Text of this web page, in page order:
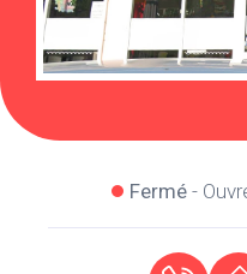
Fermé-